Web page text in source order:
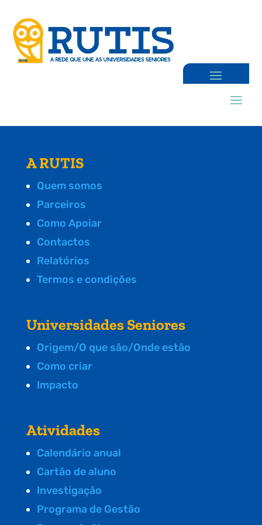
A RUTIS
Quem somos
Parceiros
Como Apoiar
Contactos
Relatórios
Termos e condições
Universidades Seniores
Origem/O que são/Onde estão
Como criar
Impacto
Atividades
Calendário anual
Cartão de aluno
Investigação
Programa de Gestão